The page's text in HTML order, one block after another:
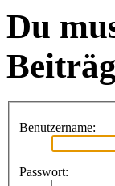
Du
Benutzername:
Passwort: